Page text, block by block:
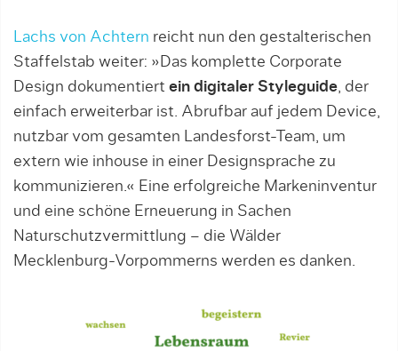
Lachs von Achtern reicht nun den gestalterischen
Staffelstab weiter: »Das komplette Corporate
Design dokumentiert ein digitaler Styleguide, der
einfach erweiterbar ist. Abrufbar auf jedem Device,
nutzbar vom gesamten Landesforst-Team, um
extern wie inhouse in einer Designsprache zu
kommunizieren.« Eine erfolgreiche Markeninventur
und eine schöne Erneuerung in Sachen
Naturschutzvermittlung – die Wälder
Mecklenburg-Vorpommerns werden es danken.